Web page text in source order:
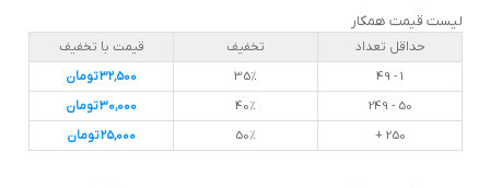
لیست قیمت همکار
حداقل تعداد تخفیف
قیمت با تخفیف
1 - 49
35%
32,500تومان
50 - 249
40%
30,000تومان
250 +
50%
25,000تومان